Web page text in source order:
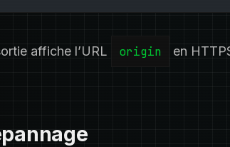
affiche l’URL origin en